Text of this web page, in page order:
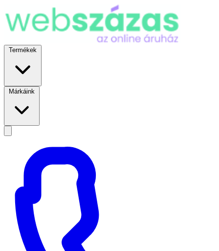
Termékek
Márkáink